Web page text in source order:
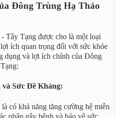
Đông Trùng Hạ Thảo
Tây Tạng được cho là một loại
ích quan trọng đối với sức khỏe
dụng và lợi ích chính của Đông
Sức Đề Kháng:
có khả năng tăng cường hệ miễn